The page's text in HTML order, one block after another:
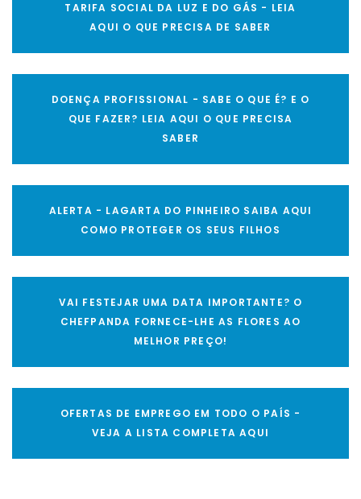
TARIFA SOCIAL DA LUZ E DO GÁS - LEIA
AQUI O QUE PRECISA DE SABER
DOENÇA PROFISSIONAL - SABE O QUE É? E O
QUE FAZER? LEIA AQUI O QUE PRECISA
SABER
ALERTA - LAGARTA DO PINHEIRO SAIBA AQUI
COMO PROTEGER OS SEUS FILHOS
VAI FESTEJAR UMA DATA IMPORTANTE? O
CHEFPANDA FORNECE-LHE AS FLORES AO
MELHOR PREÇO!
OFERTAS DE EMPREGO EM TODO O PAÍS -
VEJA A LISTA COMPLETA AQUI